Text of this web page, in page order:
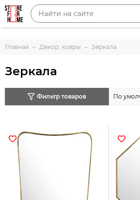
Главная Декор, ковры Зеркала
Зеркала
Фильтр товаров